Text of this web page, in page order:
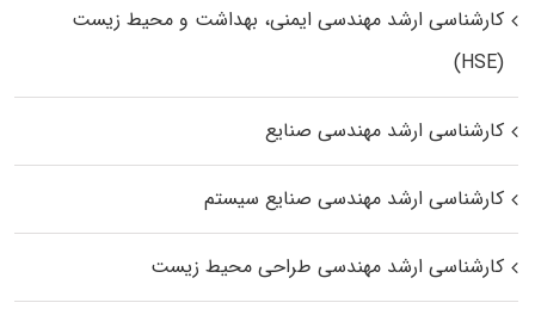
کارشناسی ارشد مهندسی ایمنی، بهداشت و محیط زیست
(HSE)
کارشناسی ارشد مهندسی صنایع
کارشناسی ارشد مهندسی صنایع سیستم
کارشناسی ارشد مهندسی طراحی محیط زیست